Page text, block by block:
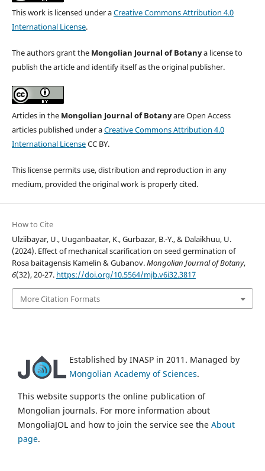
This work is licensed under aCreative Commons Attribution 4.0
International License.
The authors grant the Mongolian Journal of Botanya license to
publish the article and identify itself as the original publisher.
Articles in the Mongolian Journal of Botanyare Open Access
articles published under aCreative Commons Attribution 4.0
International LicenseCC BY.
This license permits use, distribution and reproduction in any
medium, provided the original work is properly cited.
How to Cite
Ulziibayar, U., Uuganbaatar, K., Gurbazar, B.-Y., & Dalaikhuu, U.
(2024). Effect of mechanical scarification on seed germination of
Rosa baitagensis Kamelin & Gubanov.Mongolian Journal of Botany,
6(32), 20-27. https://doi.org/10.5564/mjb.v6i32.3817
More Citation Formats
Established by INASP in 2011. Managed by
Mongolian Academy of Sciences.
This website supports the online publication of
Mongolian journals. For more information about
MongoliaJOL and how to join the service see the About
page.